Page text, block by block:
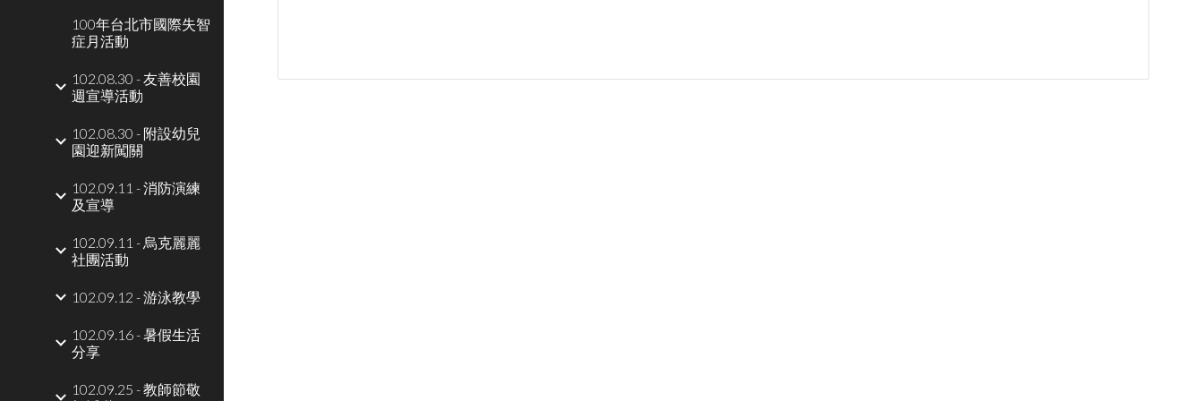
100年台北市國際失智
症月活動
102.08.30 - 友善校園
週宣導活動
102.08.30 - 附設幼兒
園迎新闖關
102.09.11 - 消防演練
及宣導
102.09.11 - 烏克麗麗
社團活動
102.09.12 - 游泳教學
102.09.16 - 暑假生活
分享
102.09.25 - 教師節敬